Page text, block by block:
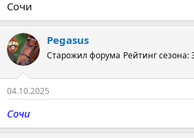
Сочи
Pegasus
Старожил форума Рейтинг сезона:
04.10.2025
Сочи